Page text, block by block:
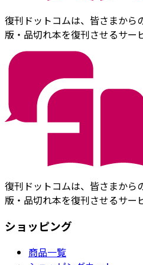
復刊ドットコムは、皆さまから
版・品切れ本を復刊させるサー
復刊ドットコムは、皆さまから
版・品切れ本を復刊させるサー
ショッピング
商品一覧